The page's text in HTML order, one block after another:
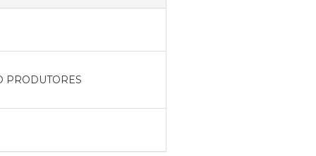
PRODUTORES